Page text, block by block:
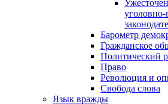
уголовно-
Барометр
Гражданское
Политический
Право
Революция и
Свобода слова
Язык вражды